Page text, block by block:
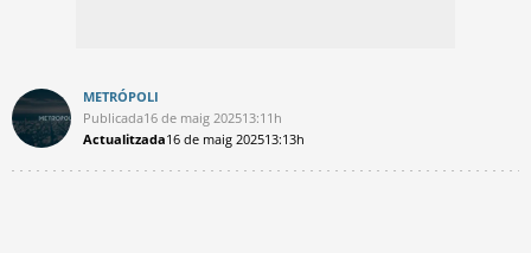
METRÓPOLI
Publicada16 de maig 202513:11h
Actualitzada16 de maig 202513:13h